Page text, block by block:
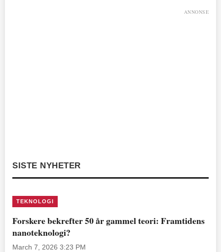
ANNONSE
SISTE NYHETER
TEKNOLOGI
Forskere bekrefter 50 år gammel teori: Framtidens
nanoteknologi?
March 7, 2026 3:23 PM